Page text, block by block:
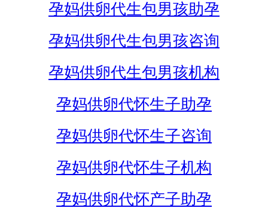
孕妈供卵代生包男孩助孕
孕妈供卵代生包男孩咨询
孕妈供卵代生包男孩机构
孕妈供卵代怀生子助孕
孕妈供卵代怀生子咨询
孕妈供卵代怀生子机构
孕妈供卵代怀产子助孕